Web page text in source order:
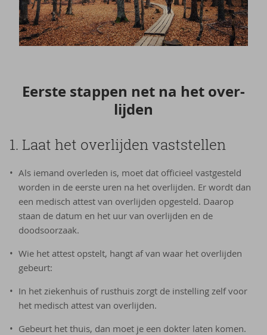
Eer­ste stap­pen net na het over­
lij­den
1. Laat het overlijden vaststellen
Als iemand overleden is, moet dat officieel vastgesteld
worden in de eerste uren na het overlijden. Er wordt dan
een medisch attest van overlijden opgesteld. Daarop
staan de datum en het uur van overlijden en de
doodsoorzaak.
Wie het attest opstelt, hangt af van waar het overlijden
gebeurt:
In het ziekenhuis of rusthuis zorgt de instelling zelf voor
het medisch attest van overlijden.
Gebeurt het thuis, dan moet je een dokter laten komen.